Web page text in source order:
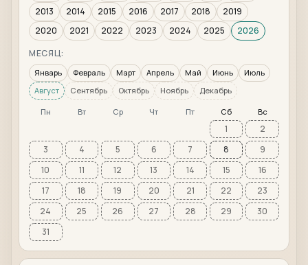
2013
2014 2015 2016 2017 2018
2019
2020
2021 2022 2023 2024 2025
2026
МЕСЯЦ:
Январь Февраль Март Апрель Май Июнь
Июль
Август
Сентябрь Октябрь Ноябрь Декабрь
Пн Вт Ср Чт Пт Сб Вс
1
2
3
4 5 6 7 8
9
10
11 12 13 14 15
16
17
18 19 20 21 22
23
24
25 26 27 28 29
30
31